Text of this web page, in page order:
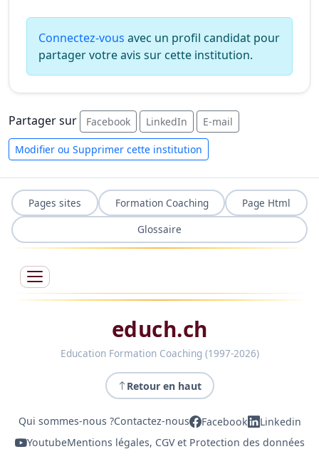
Connectez-vous avec un profil candidat pour
partager votre avis sur cette institution.
Partager sur Facebook LinkedIn E-mail
Modifier ou Supprimer cette institution
Pages sites Formation Coaching
Page Html
Glossaire
educh.ch
Education Formation Coaching (1997-2026)
Retour en haut
Qui sommes-nous ?Contactez-nous Facebook
Linkedin
YoutubeMentions légales, CGV et Protection des données